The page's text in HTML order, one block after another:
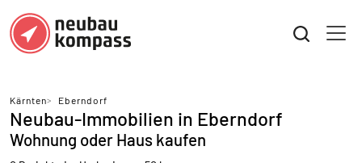
Kärnten> Eberndorf
Neubau-Immobilien in Eberndorf
Wohnung oder Haus kaufen